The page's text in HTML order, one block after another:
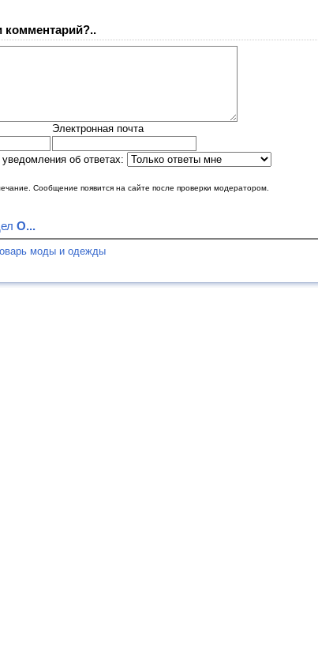
комментарий?..
Электронная почта
об ответах:
Сообщение появится на сайте после проверки модератором.
O...
моды и одежды